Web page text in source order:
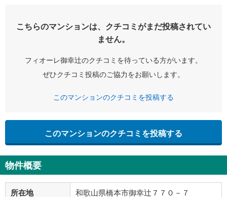
こちらのマンションは、クチコミがまだ投稿されてい
ません。
フィオーレ御幸辻のクチコミを待っている方がいます。
ぜひクチコミ投稿のご協力をお願いします。
このマンションのクチコミを投稿する
このマンションのクチコミを投稿する
物件概要
所在地 和歌山県橋本市御幸辻７７０－７